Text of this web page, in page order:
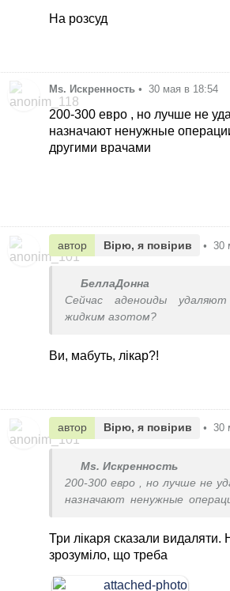
На розсуд
Ms. Искренность • 30 мая в 18:54
200-300 евро , но лучше не
назначают ненужные
другими врачами
автор Вірю, я повірив • 30
БеллаДонна
Сейчас аденоиды
жидким азотом?
Ви, мабуть, лікар?!
автор Вірю, я повірив • 30
Ms. Искренность
200-300 евро , но лучше не
назначают ненужные
Три лікаря сказали видаляти.
зрозуміло, що треба